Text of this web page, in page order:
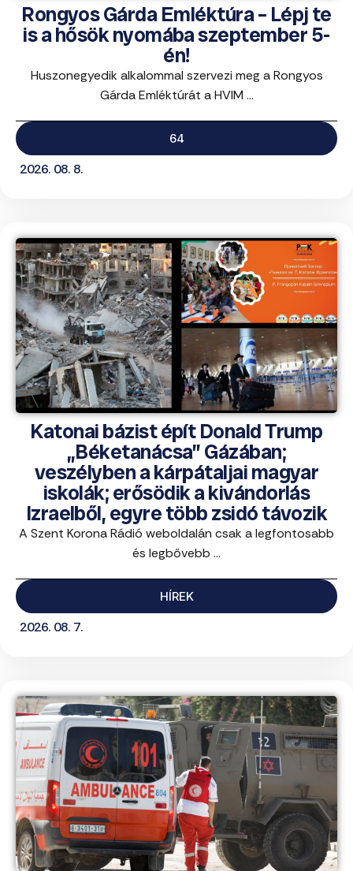
Rongyos Gárda Emléktúra – Lépj te
is a hősök nyomába szeptember 5-
én!
Huszonegyedik alkalommal szervezi meg a Rongyos
Gárda Emléktúrát a HVIM ...
64
2026. 08. 8.
Katonai bázist épít Donald Trump
„Béketanácsa” Gázában;
veszélyben a kárpátaljai magyar
iskolák; erősödik a kivándorlás
Izraelből, egyre több zsidó távozik
A Szent Korona Rádió weboldalán csak a legfontosabb
és legbővebb ...
HÍREK
2026. 08. 7.